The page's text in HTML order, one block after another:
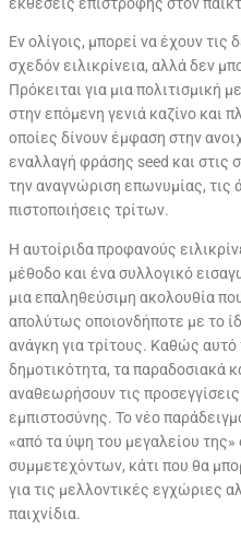
Εν ολίγοις, μπορεί να έχουν τις
σχεδόν ειλικρίνεια, αλλά δεν
Πρόκειται για μια πολιτισμική
στην επόμενη γενιά καζίνο και
οποίες δίνουν έμφαση στην
εναλλαγή φράσης seed και στις
την αναγνώριση επωνυμίας, τις
πιστοποιήσεις τρίτων.
Η αυτοίριδα προφανούς
μέθοδο και ένα συλλογικό
μια επαληθεύσιμη ακολουθία
απολύτως οποιονδήποτε με το
ανάγκη για τρίτους. Καθώς αυτό
δημοτικότητα, τα παραδοσιακά
αναθεωρήσουν τις
εμπιστοσύνης. Το νέο
«από τα ύψη του μεγαλείου
συμμετεχόντων, κάτι που θα
για τις μελλοντικές εγχώριες
παιχνίδια.